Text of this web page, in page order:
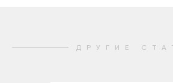
ДРУГИЕ